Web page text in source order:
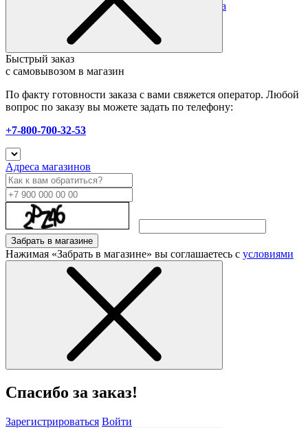
предоплате. Все подробности в разделе оплата
Быстрый заказ
с самовывозом в магазин
По факту готовности заказа с вами свяжется оператор. Любой
вопрос по заказу вы можете задать по телефону:
+7-800-700-32-53
Адреса магазинов
Забрать в магазине
Нажимая «Забрать в магазине» вы соглашаетесь с условиями
Спасибо за заказ!
Зарегистрироваться Войти